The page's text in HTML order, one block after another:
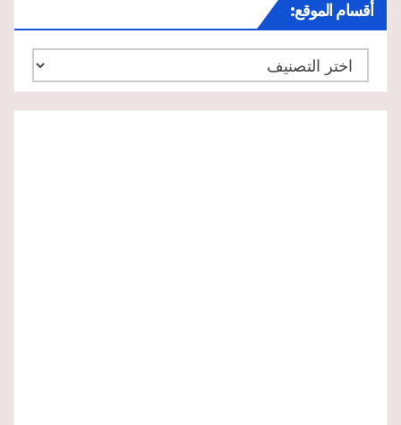
أقسام الموقع:
أقسام
الموقع: